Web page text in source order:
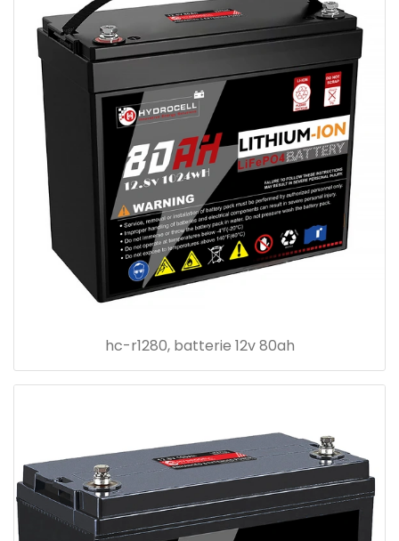
hc-r1280, batterie 12v 80ah